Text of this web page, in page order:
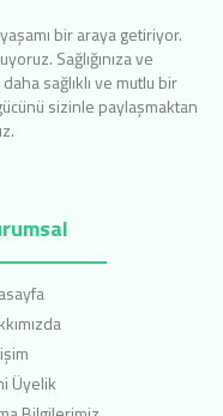
bir araya getiriyor.
Sağlığınıza ve
sağlıklı ve mutlu bir
sizinle paylaşmaktan
Üyelik